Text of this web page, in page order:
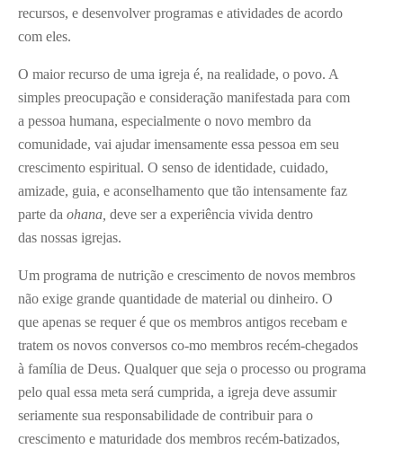
recursos, e desenvolver programas e atividades de acordo
com eles.
O maior recurso de uma igreja é, na realidade, o povo. A
simples preocupação e consideração manifestada para com
a pessoa humana, especialmente o novo membro da
comunidade, vai ajudar imensamente essa pessoa em seu
crescimento espiritual. O senso de identidade, cuidado,
amizade, guia, e aconselhamento que tão intensamente faz
parte da ohana, deve ser a experiência vivida dentro
das nossas igrejas.
Um programa de nutrição e crescimento de novos membros
não exige grande quantidade de material ou dinheiro. O
que apenas se requer é que os membros antigos recebam e
tratem os novos conversos co-mo membros recém-chegados
à família de Deus. Qualquer que seja o processo ou programa
pelo qual essa meta será cumprida, a igreja deve assumir
seriamente sua responsabilidade de contribuir para o
crescimento e maturidade dos membros recém-batizados,